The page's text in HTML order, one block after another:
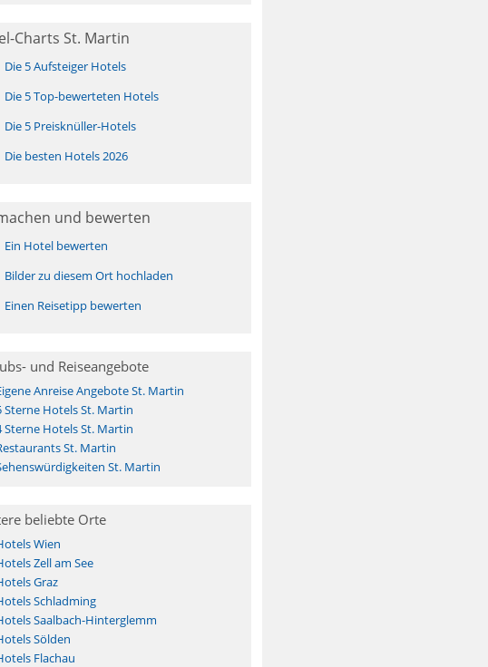
Charts St. Martin
Die 5 Aufsteiger Hotels
Die 5 Top-bewerteten Hotels
Die 5 Preisknüller-Hotels
Die besten Hotels 2026
und bewerten
Ein Hotel bewerten
Bilder zu diesem Ort hochladen
Einen Reisetipp bewerten
und Reiseangebote
Anreise Angebote St. Martin
Sterne Hotels St. Martin
Sterne Hotels St. Martin
St. Martin
St. Martin
beliebte Orte
Wien
Zell am See
Graz
Schladming
Saalbach-Hinterglemm
Sölden
Flachau